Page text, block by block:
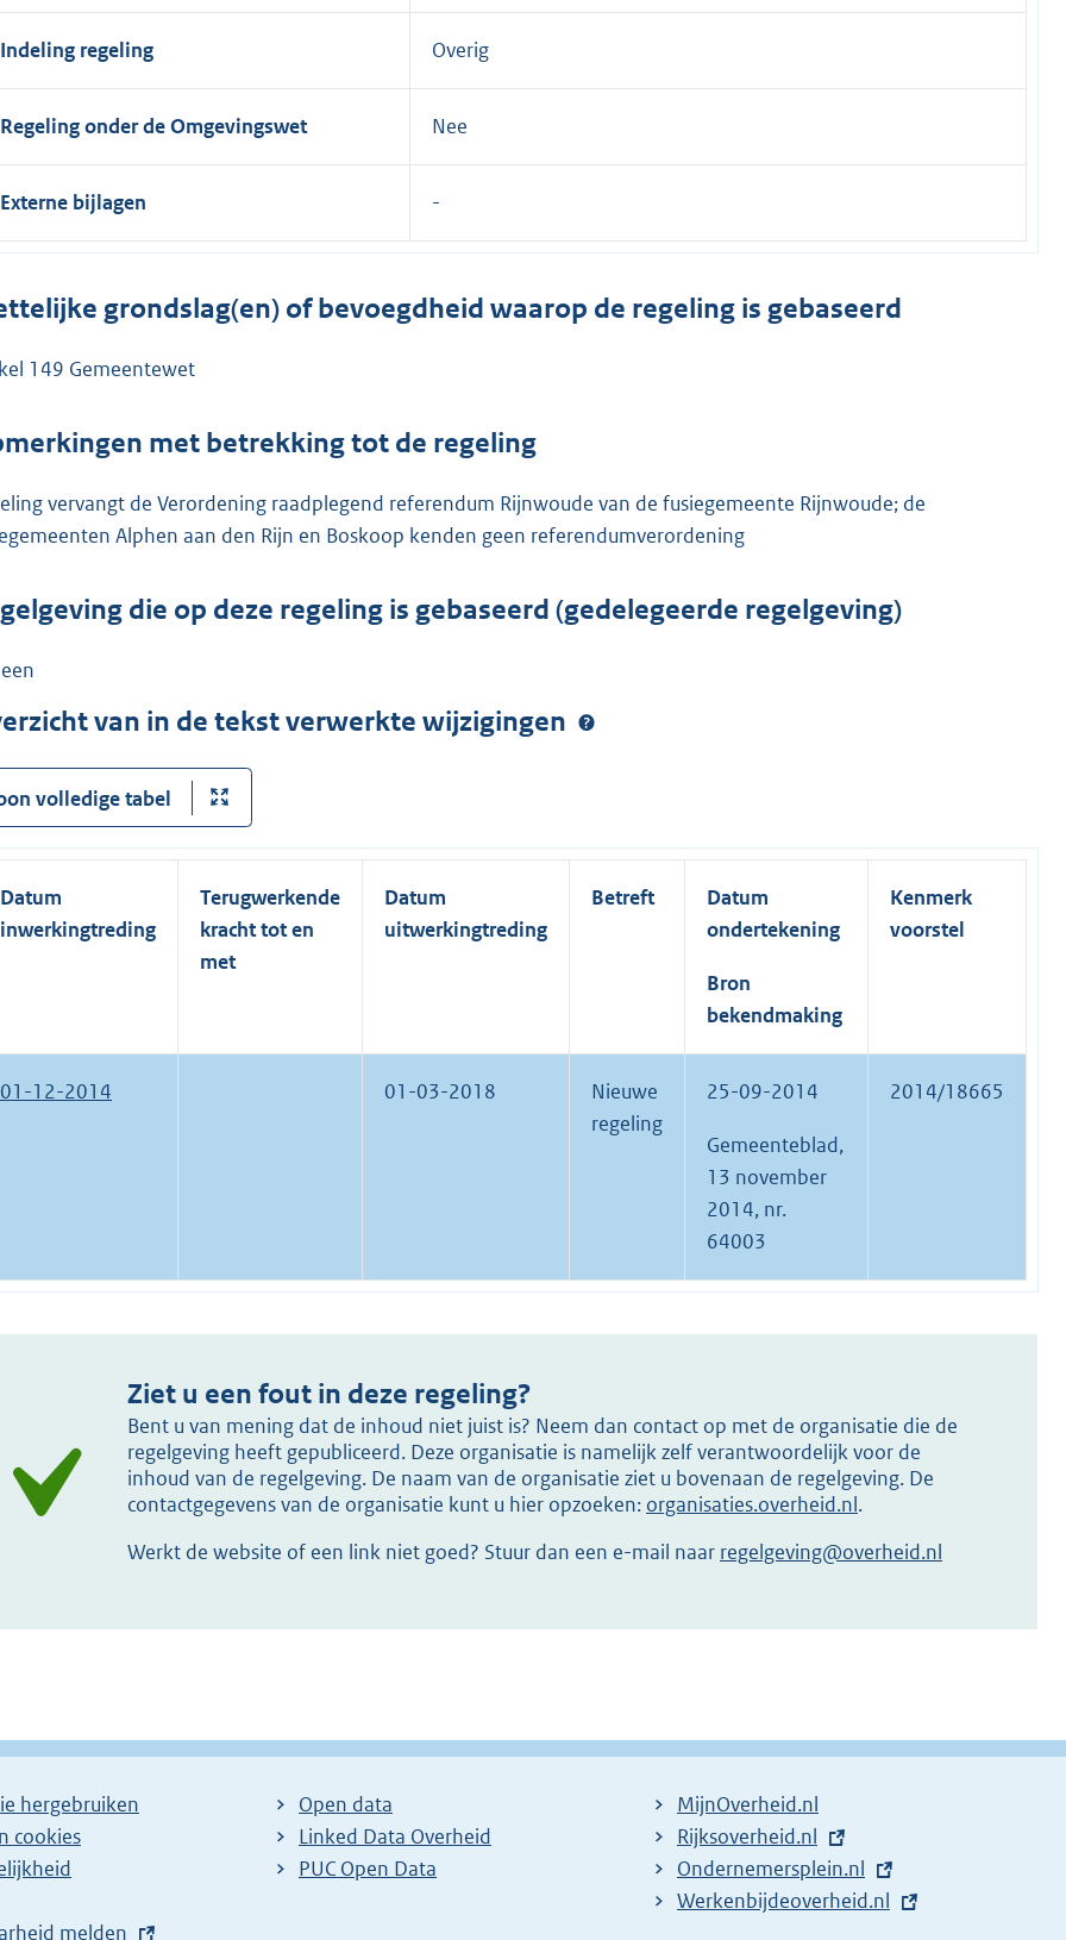
Indeling regeling Overig
Regeling onder de Omgevingswet Nee
Externe bijlagen
grondslag(en) of bevoegdheid waarop de regeling is gebaseerd
149 Gemeentewet
met betrekking tot de regeling
vervangt de Verordening raadplegend referendum Rijnwoude van de fusiegemeente Rijnwoude; de
Alphen aan den Rijn en Boskoop kenden geen referendumverordening
die op deze regeling is gebaseerd (gedelegeerde regelgeving)
van in de tekst verwerkte wijzigingen
volledige tabel
Datum
inwerkingtreding
Terugwerkende
kracht tot en
met
Datum
uitwerkingtreding
Betreft
Datum
ondertekening
Bron
bekendmaking
Kenmerk
voorstel
01-12-2014 01-03-2018
Nieuwe
regeling
25-09-2014
Gemeenteblad,
13 november
2014, nr.
64003
2014/18665
Ziet u een fout in deze regeling?
Bent u van mening dat de inhoud niet juist is? Neem dan contact op met de organisatie die de
regelgeving heeft gepubliceerd. Deze organisatie is namelijk zelf verantwoordelijk voor de
inhoud van de regelgeving. De naam van de organisatie ziet u bovenaan de regelgeving. De
contactgegevens van de organisatie kunt u hier opzoeken: organisaties.overheid.nl.
Werkt de website of een link niet goed? Stuur dan een e-mail naar regelgeving@overheid.nl
hergebruiken
cookies
melden
Open data
Linked Data Overheid
PUC Open Data
MijnOverheid.nl
E
x
t
Rijksoverheid.nl
E
x
Ondernemersplein.nl
E
Werkenbijdeoverheid.nl